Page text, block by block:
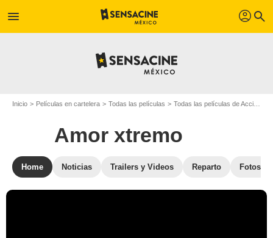
menu profil search
Inicio Películas en cartelera Todas las películas Todas las películas de Acción
Amor xtremo
Home Noticias Trailers y Videos Reparto Fotos